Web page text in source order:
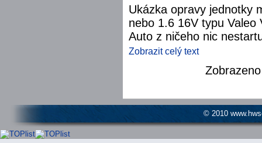
Ukázka opravy jednotky
nebo 1.6 16V typu
Auto z ničeho nic
Zobrazit celý text
© 2010